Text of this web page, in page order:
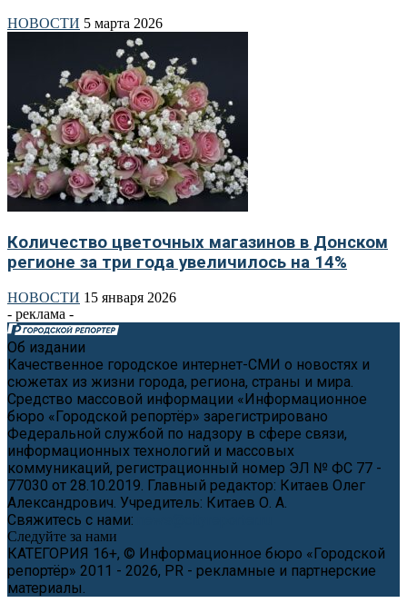
НОВОСТИ 5 марта 2026
Количество цветочных магазинов в Донском
регионе за три года увеличилось на 14%
НОВОСТИ 15 января 2026
- реклама -
Об издании
Качественное городское интернет-СМИ о новостях и
сюжетах из жизни города, региона, страны и мира.
Средство массовой информации «Информационное
бюро «Городской репортёр» зарегистрировано
Федеральной службой по надзору в сфере связи,
информационных технологий и массовых
коммуникаций, регистрационный номер ЭЛ № ФС 77 -
77030 от 28.10.2019. Главный редактор: Китаев Олег
Александрович. Учредитель: Китаев О. А.
Свяжитесь с нами:
Следуйте за нами
КАТЕГОРИЯ 16+, © Информационное бюро «Городской
репортёр» 2011 - 2026, PR - рекламные и партнерские
материалы.